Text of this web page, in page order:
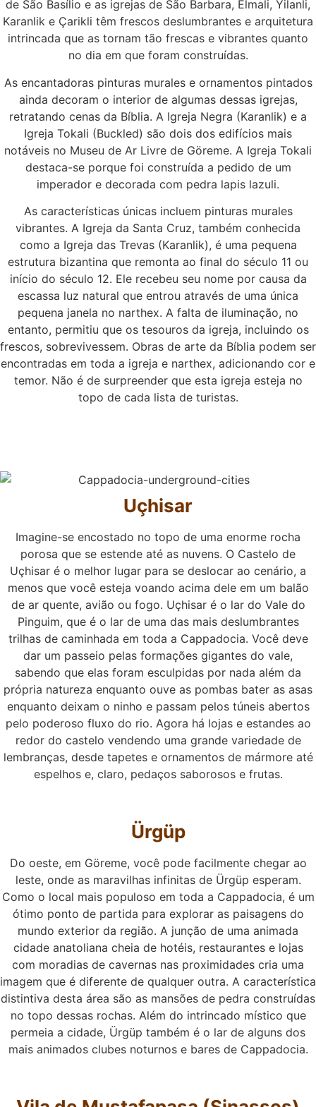
de São Basílio e as igrejas de São Barbara, Elmali, Yilanli,
Karanlik e Çarikli têm frescos deslumbrantes e arquitetura
intrincada que as tornam tão frescas e vibrantes quanto
no dia em que foram construídas.
As encantadoras pinturas murales e ornamentos pintados
ainda decoram o interior de algumas dessas igrejas,
retratando cenas da Bíblia. A Igreja Negra (Karanlik) e a
Igreja Tokali (Buckled) são dois dos edifícios mais
notáveis no Museu de Ar Livre de Göreme. A Igreja Tokali
destaca-se porque foi construída a pedido de um
imperador e decorada com pedra lapis lazuli.
As características únicas incluem pinturas murales
vibrantes. A Igreja da Santa Cruz, também conhecida
como a Igreja das Trevas (Karanlik), é uma pequena
estrutura bizantina que remonta ao final do século 11 ou
início do século 12. Ele recebeu seu nome por causa da
escassa luz natural que entrou através de uma única
pequena janela no narthex. A falta de iluminação, no
entanto, permitiu que os tesouros da igreja, incluindo os
frescos, sobrevivessem. Obras de arte da Bíblia podem ser
encontradas em toda a igreja e narthex, adicionando cor e
temor. Não é de surpreender que esta igreja esteja no
topo de cada lista de turistas.
Uçhisar
Imagine-se encostado no topo de uma enorme rocha
porosa que se estende até as nuvens. O Castelo de
Uçhisar é o melhor lugar para se deslocar ao cenário, a
menos que você esteja voando acima dele em um balão
de ar quente, avião ou fogo. Uçhisar é o lar do Vale do
Pinguim, que é o lar de uma das mais deslumbrantes
trilhas de caminhada em toda a Cappadocia. Você deve
dar um passeio pelas formações gigantes do vale,
sabendo que elas foram esculpidas por nada além da
própria natureza enquanto ouve as pombas bater as asas
enquanto deixam o ninho e passam pelos túneis abertos
pelo poderoso fluxo do rio. Agora há lojas e estandes ao
redor do castelo vendendo uma grande variedade de
lembranças, desde tapetes e ornamentos de mármore até
espelhos e, claro, pedaços saborosos e frutas.
Ürgüp
Do oeste, em Göreme, você pode facilmente chegar ao
leste, onde as maravilhas infinitas de Ürgüp esperam.
Como o local mais populoso em toda a Cappadocia, é um
ótimo ponto de partida para explorar as paisagens do
mundo exterior da região. A junção de uma animada
cidade anatoliana cheia de hotéis, restaurantes e lojas
com moradias de cavernas nas proximidades cria uma
imagem que é diferente de qualquer outra. A característica
distintiva desta área são as mansões de pedra construídas
no topo dessas rochas. Além do intrincado místico que
permeia a cidade, Ürgüp também é o lar de alguns dos
mais animados clubes noturnos e bares de Cappadocia.